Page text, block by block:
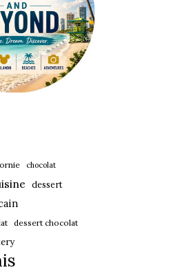
chocolat
dessert
dessert chocolat